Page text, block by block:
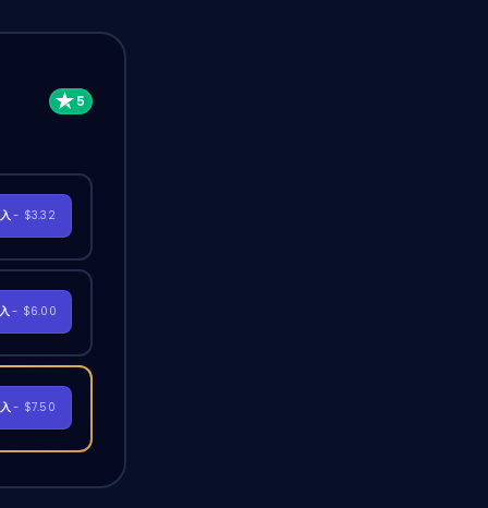
- $3.32
- $6.00
- $7.50